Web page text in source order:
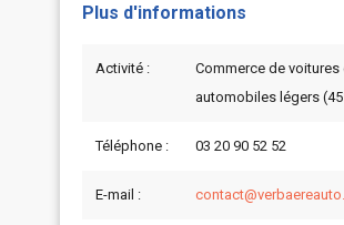
Plus d'informations
Activité :
Commerce de voitures
automobiles légers
Téléphone : 03 20 90 52 52
E-mail :